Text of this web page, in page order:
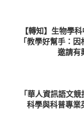
【轉知】生物學
「教學好幫手：
邀請有
「華人資訊語文
科學與科普專業